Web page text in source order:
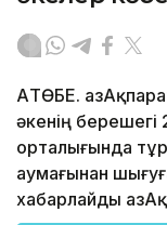
АҚТӨБЕ.
әкенің
орталығында
аумағынан
хабарлайды